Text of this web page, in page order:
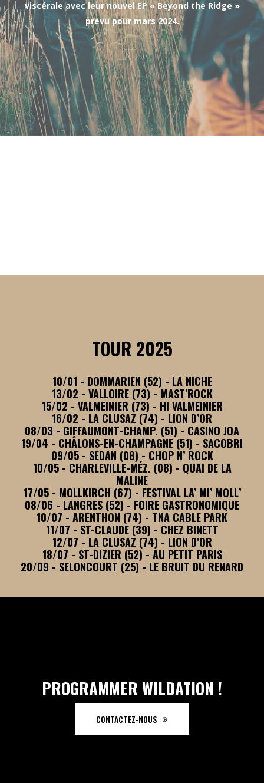
viscérale avec leur nouvel EP « Beyond the Ridge »
prévu pour mars 2024.
TOUR 2025
10/01 - DOMMARIEN (52) - LA NICHE
13/02 - VALLOIRE (73) - MAST’ROCK
15/02 - VALMEINIER (73) - HI VALMEINIER
16/02 - LA CLUSAZ (74) - LION D’OR
08/03 - GIFFAUMONT-CHAMP. (51) - CASINO JOA
19/04 - CHÂLONS-EN-CHAMPAGNE (51) - SACOBRI
09/05 - SEDAN (08) - CHOP N’ ROCK
10/05 - CHARLEVILLE-MÉZ. (08) - QUAI DE LA
MALINE
17/05 - MOLLKIRCH (67) - FESTIVAL LA’ MI’ MOLL’
08/06 - LANGRES (52) - FOIRE GASTRONOMIQUE
10/07 - ARENTHON (74) - TNA CABLE PARK
11/07 - ST-CLAUDE (39) - CHEZ BINETT
12/07 - LA CLUSAZ (74) - LION D’OR
18/07 - ST-DIZIER (52) - AU PETIT PARIS
20/09 - SELONCOURT (25) - LE BRUIT DU RENARD
PROGRAMMER WILDATION !
CONTACTEZ-NOUS